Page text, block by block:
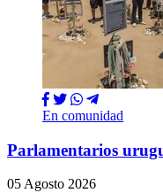
En comunidad
Parlamentarios
05 Agosto 2026